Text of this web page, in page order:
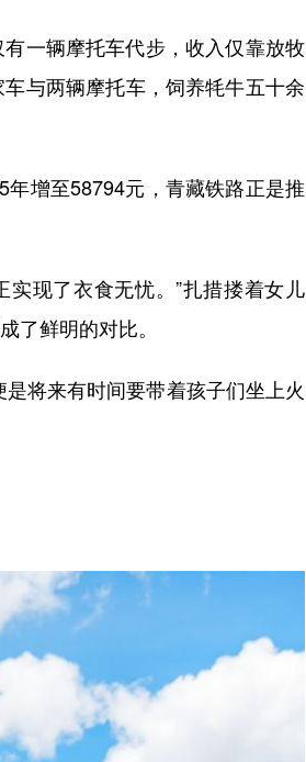
一辆摩托车代步，收入仅靠放牧
与两辆摩托车，饲养牦牛五十余
增至58794元，青藏铁路正是推
现了衣食无忧。”扎措搂着女儿
了鲜明的对比。
将来有时间要带着孩子们坐上火